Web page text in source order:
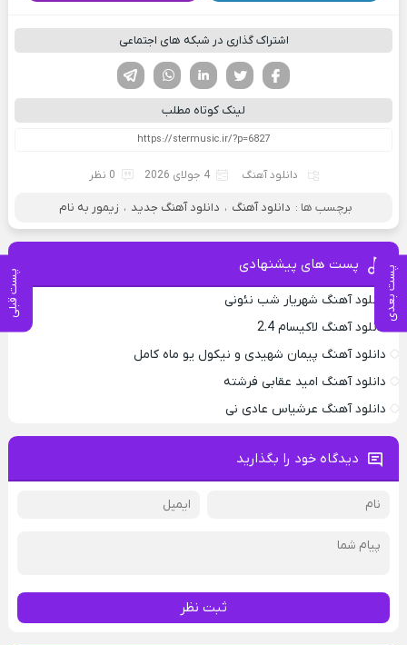
پست بعدی پست قبلی
اشتراک گذاری در شبکه های اجتماعی
لینکدین تویتر
فیسوک
لینک کوتاه مطلب
دانلود آهنگ 4 جولای 2026 0 نظر
برچسب ها : دانلود آهنگ ، دانلود آهنگ جدید ، زیمور به نام
پست های پیشنهادی
دانلود آهنگ شهریار شب نئونی
دانلود آهنگ لاکیسام 2.4
دانلود آهنگ پیمان شهیدی و نیکول یو ماه کامل
دانلود آهنگ امید عقابی فرشته
دانلود آهنگ عرشیاس عادی نی
دیدگاه خود را بگذارید
ثبت نظر